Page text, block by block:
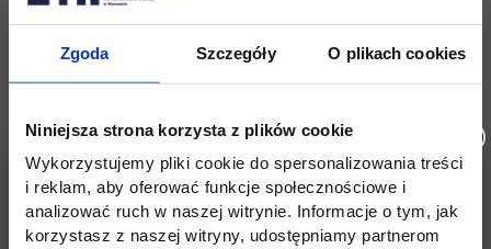
Zgoda Szczegóły O plikach cookies
Niniejsza strona korzysta z plików cookie
Wykorzystujemy pliki cookie do spersonalizowania treści
i reklam, aby oferować funkcje społecznościowe i
analizować ruch w naszej witrynie. Informacje o tym, jak
korzystasz z naszej witryny, udostępniamy partnerom
organizacyjnych i technicznych,
organizować i prowadzić audyty bezpieczeństwa,
zarządzać kompetencjami personelu wykonującego
czynności krytyczne dla bezpieczeństwa,